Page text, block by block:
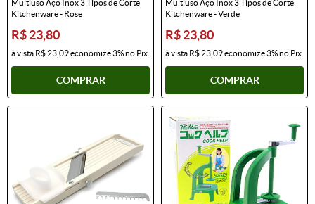
Multiuso Aço Inox 3 Tipos de Corte
Kitchenware - Rose
R$ 23,80
à vista R$ 23,09economize3%no Pix
COMPRAR
Multiuso Aço Inox 3 Tipos de Corte
Kitchenware - Verde
R$ 23,80
à vista R$ 23,09economize3%no Pix
COMPRAR